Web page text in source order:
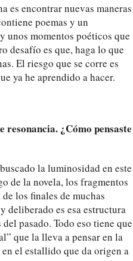
es encontrar nuevas maneras
poemas y un
unos momentos poéticos que
desafío es que, haga lo que
El riesgo que se corre es
ya he aprendido a hacer.
resonancia. ¿Cómo pensaste
la luminosidad en este
de la novela, los fragmentos
los finales de muchas
deliberado es esa estructura
pasado. Todo eso tiene que
que la lleva a pensar en la
el estallido que da origen a